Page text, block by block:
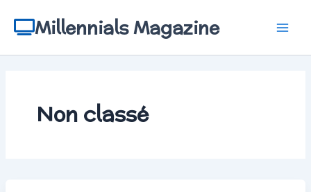
contenuMillennials Magazine
Non classé